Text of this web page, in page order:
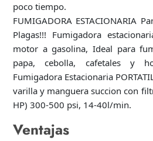
poco tiempo.
FUMIGADORA ESTACIONARIA
Plagas!!! Fumigadora
motor a gasolina, Ideal para
papa, cebolla, cafetales y
Fumigadora Estacionaria
varilla y manguera succion con
HP) 300-500 psi, 14-40l/min.
Ventajas